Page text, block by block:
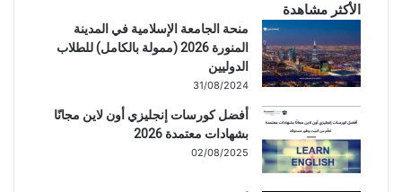
الأكثر مشاهدة
منحة الجامعة الإسلامية في المدينة
المنورة 2026 (ممولة بالكامل) للطلاب
الدوليين
31/08/2024
أفضل كورسات إنجليزي أون لاين مجانًا
بشهادات معتمدة 2026
02/08/2025